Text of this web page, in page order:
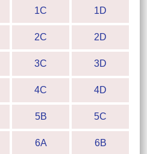
1C 1D
2C 2D
3C 3D
4C 4D
5B 5C
6A 6B